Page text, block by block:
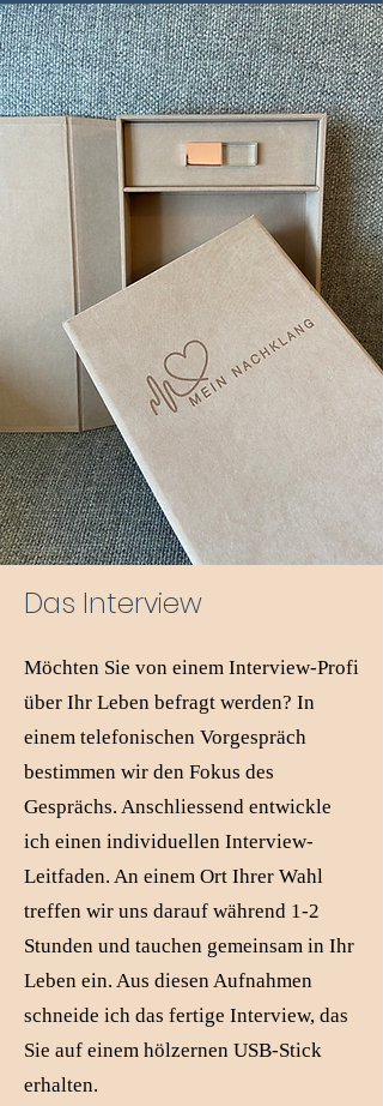
Das Interview
Möchten Sie von einem Interview-Profi
über Ihr Leben befragt werden? In
einem telefonischen Vorgespräch
bestimmen wir den Fokus des
Gesprächs. Anschliessend entwickle
ich einen individuellen Interview-
Leitfaden. An einem Ort Ihrer Wahl
treffen wir uns darauf während 1-2
Stunden und tauchen gemeinsam in Ihr
Leben ein. Aus diesen Aufnahmen
schneide ich das fertige Interview, das
Sie auf einem hölzernen USB-Stick
erhalten.